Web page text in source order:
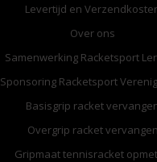
Levertijd en
Over ons
Samenwerking Racketsport
Sponsoring Racketsport
Basisgrip racket
Overgrip racket vervangen
Gripmaat tennisracket